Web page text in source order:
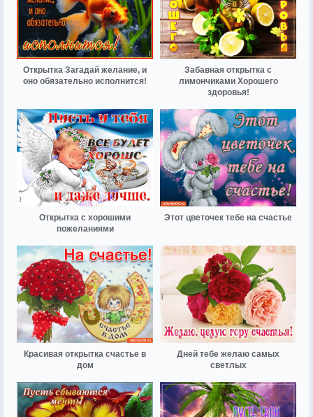
Открытка Загадай желание, и
оно обязательно исполнится!
Забавная открытка с
лимончиками Хорошего
здоровья!
Открытка с хорошими
пожеланиями
Этот цветочек тебе на счастье
Красивая открытка счастье в
дом
Дней тебе желаю самых
светлых